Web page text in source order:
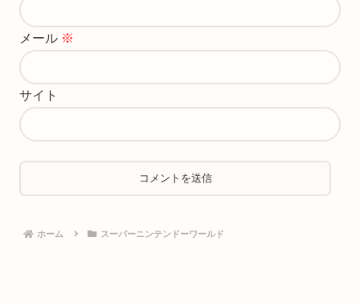
メール ※
サイト
ホーム スーパーニンテンドーワールド